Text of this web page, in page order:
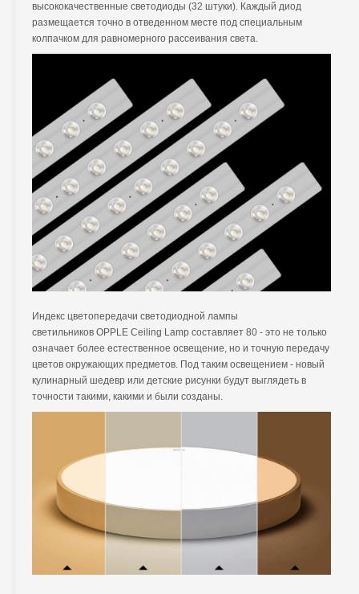
высококачественные светодиоды (32 штуки). Каждый диод
размещается точно в отведенном месте под специальным
колпачком для равномерного рассеивания света.
Индекс цветопередачи светодиодной лампы
светильников OPPLE Ceiling Lamp составляет 80 - это не только
означает более естественное освещение, но и точную передачу
цветов окружающих предметов. Под таким освещением - новый
кулинарный шедевр или детские рисунки будут выглядеть в
точности такими, какими и были созданы.